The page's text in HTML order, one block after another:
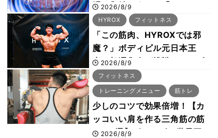
張に集結 すでに「2028、
29年の大会も準備」
2026/8/9
HYROX フィットネス
「この筋肉、HYROXでは邪
魔？」ボディビル元日本王
者・相澤隼人が挑戦 バーピ
ーでは驚異の種目2位
2026/8/9
フィットネス
トレーニングメニュー 筋トレ
少しのコツで効果倍増！【カ
ッコいい肩を作る三角筋の筋
トレ6選】ボディビル世界王
2026/8/9